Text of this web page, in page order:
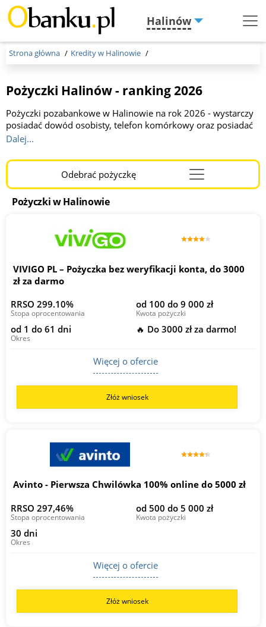
Halinów
Menu
Strona główna Kredity w Halinowie
Pożyczki Halinów - ranking 2026
Pożyczki pozabankowe w Halinowie na rok 2026 - wystarczy
posiadać dowód osobisty, telefon komórkowy oraz posiadać
konto w banku. Firmy pożyczkowe, w przeciwieństwie do
banków, akceptują wnioski Klientów o niskich zarobkach, a w
części z nich pieniądze otrzymają także zadłużeni albo osoby z
negatywną historię kredytową. Pożyczki pozabankowe
Halinów to w pełni kredyt online, są jednak dostępne także w
stacjonarnych placówkach.
Dalej...
Odebrać pożyczkęMenu
Burger
Pożyczki w Halinowie
VIVIGO PL – Pożyczka bez weryfikacji konta, do 3000
zł za darmo
RRSO 299.10%
Stopa oprocentowania
od 100 do 9 000 zł
Kwota pożyczki
od 1 do 61 dni
Okres
🔥 Do 3000 zł za darmo!
Więcej o ofercie
Złóż wniosek
Avinto - Pierwsza Chwilówka 100% online do 5000 zł
RRSO 297,46%
Stopa oprocentowania
od 500 do 5 000 zł
Kwota pożyczki
30 dni
Okres
Więcej o ofercie
Złóż wniosek